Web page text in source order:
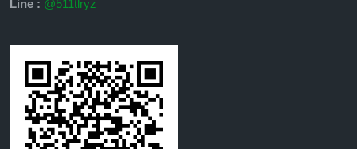
Line : @511tlryz